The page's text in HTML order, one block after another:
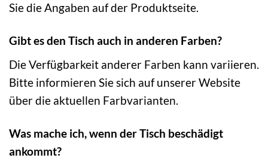
Sie die Angaben auf der Produktseite.
Gibt es den Tisch auch in anderen Farben?
Die Verfügbarkeit anderer Farben kann variieren.
Bitte informieren Sie sich auf unserer Website
über die aktuellen Farbvarianten.
Was mache ich, wenn der Tisch beschädigt
ankommt?